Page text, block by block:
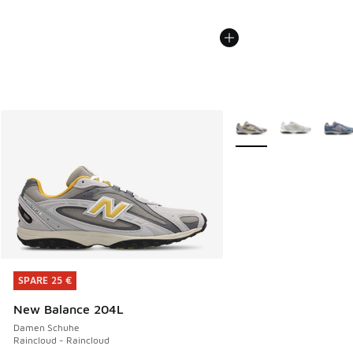
SPARE 25 €
New Balance 204L
Damen Schuhe
Raincloud - Raincloud
SPARE 25 €
Weitere Farben